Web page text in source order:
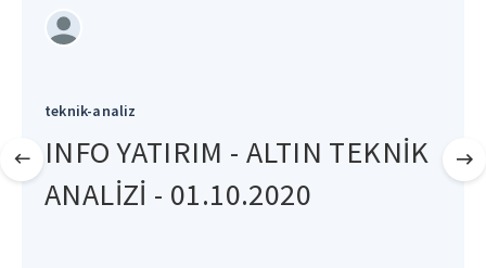
teknik-analiz
INFO YATIRIM - ALTIN TEKNİK
ANALİZİ - 01.10.2020